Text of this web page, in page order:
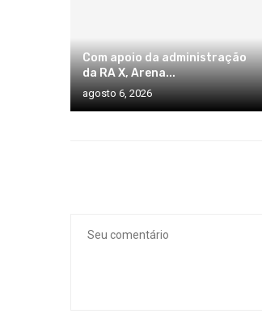
Com apoio da administração
da RA X, Arena...
agosto 6, 2026